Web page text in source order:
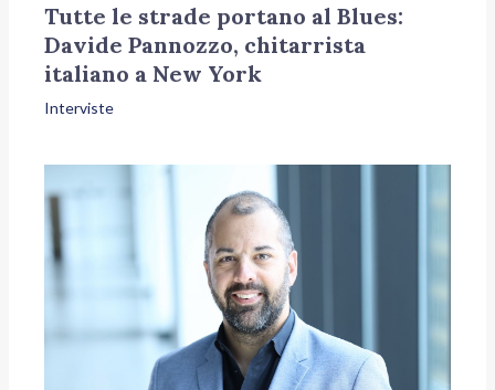
Tutte le strade portano al Blues:
Davide Pannozzo, chitarrista
italiano a New York
Interviste